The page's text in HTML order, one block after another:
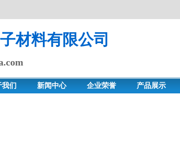
材料有限公司
我们 新闻中心 企业荣誉 产品展示